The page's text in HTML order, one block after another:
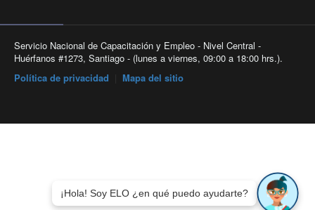
Servicio Nacional de Capacitación y Empleo - Nivel Central -
Huérfanos #1273, Santiago - (lunes a viernes, 09:00 a 18:00 hrs.).
Política de privacidad
Mapa del sitio
¡Hola! Soy ELO ¿en qué puedo ayudarte?